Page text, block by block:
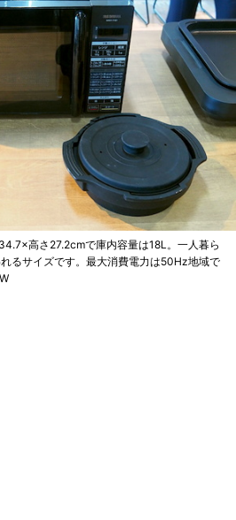
高さ27.2cmで庫内容量は18L。一人暮ら
るサイズです。最大消費電力は50Hz地域で